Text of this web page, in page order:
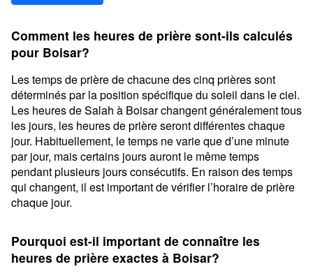
Comment les heures de prière sont-ils calculés
pour Boisar?
Les temps de prière de chacune des cinq prières sont
déterminés par la position spécifique du soleil dans le ciel.
Les heures de Salah à Boisar changent généralement tous
les jours, les heures de prière seront différentes chaque
jour. Habituellement, le temps ne varie que d’une minute
par jour, mais certains jours auront le même temps
pendant plusieurs jours consécutifs. En raison des temps
qui changent, il est important de vérifier l’horaire de prière
chaque jour.
Pourquoi est-il important de connaître les
heures de prière exactes à Boisar?